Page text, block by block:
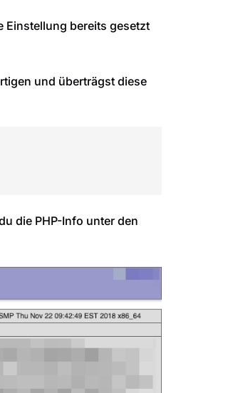
Einstellung bereits gesetzt
und überträgst diese
die PHP-Info unter den